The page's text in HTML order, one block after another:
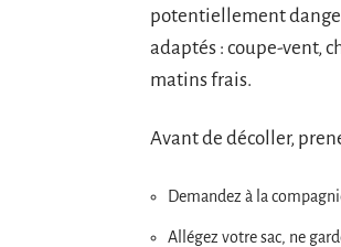
potentiellement
adaptés : coupe-vent,
matins frais.
Avant de décoller,
Demandez à la
Allégez votre sac, ne